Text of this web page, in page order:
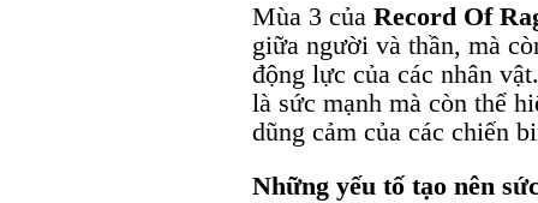
Mùa 3 của Record Of
giữa người và thần, mà
động lực của các nhân
là sức mạnh mà còn thể
dũng cảm của các chiến
Những yếu tố tạo nên